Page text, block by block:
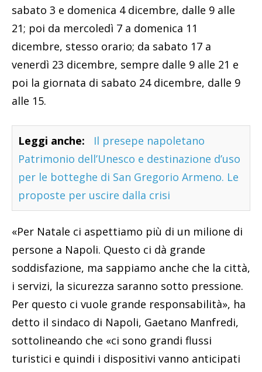
sabato 3 e domenica 4 dicembre, dalle 9 alle
21; poi da mercoledì 7 a domenica 11
dicembre, stesso orario; da sabato 17 a
venerdì 23 dicembre, sempre dalle 9 alle 21 e
poi la giornata di sabato 24 dicembre, dalle 9
alle 15.
Leggi anche:
Il presepe napoletano
Patrimonio dell’Unesco e destinazione d’uso
per le botteghe di San Gregorio Armeno. Le
proposte per uscire dalla crisi
«Per Natale ci aspettiamo più di un milione di
persone a Napoli. Questo ci dà grande
soddisfazione, ma sappiamo anche che la città,
i servizi, la sicurezza saranno sotto pressione.
Per questo ci vuole grande responsabilità», ha
detto il sindaco di Napoli, Gaetano Manfredi,
sottolineando che «ci sono grandi flussi
turistici e quindi i dispositivi vanno anticipati